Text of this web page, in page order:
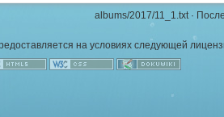
albums/2017/11_1.txt·
на условиях следующей